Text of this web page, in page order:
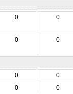
0 0
0 0
0
0
0
0